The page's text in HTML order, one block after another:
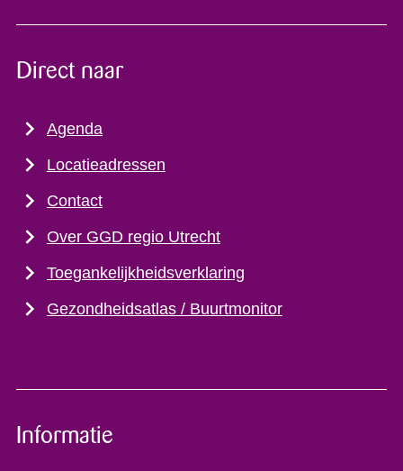
Direct naar
Agenda
Locatieadressen
Contact
Over GGD regio Utrecht
Toegankelijkheidsverklaring
Gezondheidsatlas / Buurtmonitor
Informatie